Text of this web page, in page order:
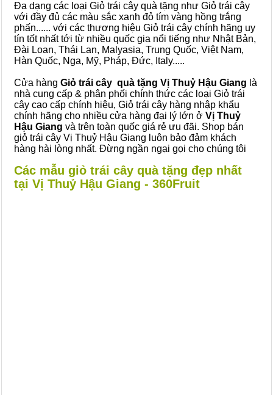
Đa dạng các loại Giỏ trái cây quà tặng như Giỏ trái cây
với đầy đủ các màu sắc xanh đỏ tím vàng hồng trắng
phấn...... với các thương hiệu Giỏ trái cây chính hãng uy
tín tốt nhất tới từ nhiều quốc gia nổi tiếng như Nhật Bản,
Đài Loan, Thái Lan, Malyasia, Trung Quốc, Việt Nam,
Hàn Quốc, Nga, Mỹ, Pháp, Đức, Italy.....
Cửa hàng Giỏ trái cây quà tặng Vị Thuỷ Hậu Giang là
nhà cung cấp & phân phối chính thức các loại Giỏ trái
cây cao cấp chính hiệu, Giỏ trái cây hàng nhập khẩu
chính hãng cho nhiều cửa hàng đại lý lớn ở Vị Thuỷ
Hậu Giang và trên toàn quốc giá rẻ ưu đãi. Shop bán
giỏ trái cây Vị Thuỷ Hậu Giang luôn bảo đảm khách
hàng hài lòng nhất. Đừng ngần ngại gọi cho chúng tôi
Các mẫu giỏ trái cây quà tặng đẹp nhất
tại Vị Thuỷ Hậu Giang - 360Fruit